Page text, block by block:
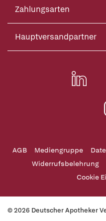
Zahlungsarten
Hauptversandpartner
AGB Mediengruppe
Widerrufsbelehrung
Cookie
© 2026 Deutscher Apotheker